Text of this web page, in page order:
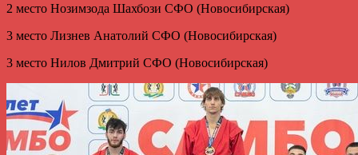
2 место Нозимзода Шахбози СФО (Новосибирская)
3 место Лизнев Анатолий СФО (Новосибирская)
3 место Нилов Дмитрий СФО (Новосибирская)